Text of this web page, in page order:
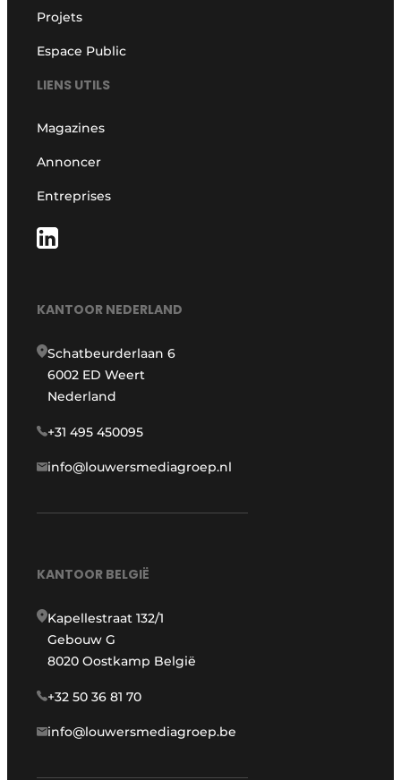
Projets
Espace Public
LIENS UTILS
Magazines
Annoncer
Entreprises
KANTOOR NEDERLAND
Schatbeurderlaan 6
6002 ED Weert
Nederland
+31 495 450095
info@louwersmediagroep.nl
KANTOOR BELGIË
Kapellestraat 132/1
Gebouw G
8020 Oostkamp België
+32 50 36 81 70
info@louwersmediagroep.be